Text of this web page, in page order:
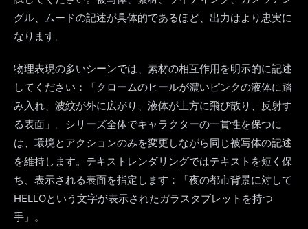
グル、ムードの記述が具体的であるほど、出力はより忠実に
なります。
物理表現の多いシーンでは、素材の相互作用を明示的に記述
してください：「クロームのヒールが濃いピンクの液体に踏
み入れ、波紋が外に広がり、液体が上方に飛び散り、反射す
る表面」。シリーズ全体でキャラクターの一貫性を保つに
は、環境とアクションのみを変更しながら同じ被写体の記述
を維持します。テキストレンダリングではテキストを短く保
ち、表示される表面を指定します：「夜の都市背景に対して
HELLOという文字が表示されたガラスタブレットを持つ
手」。